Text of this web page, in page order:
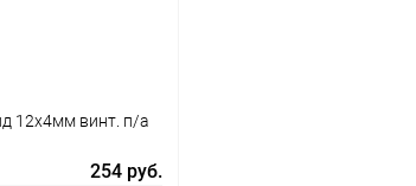
12х4мм винт. п/а
254 руб.